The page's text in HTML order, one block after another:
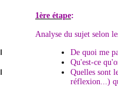
1ère étape:
Analyse du sujet selon
De quoi me
Qu'est-ce
Quelles sont
réflexion...)